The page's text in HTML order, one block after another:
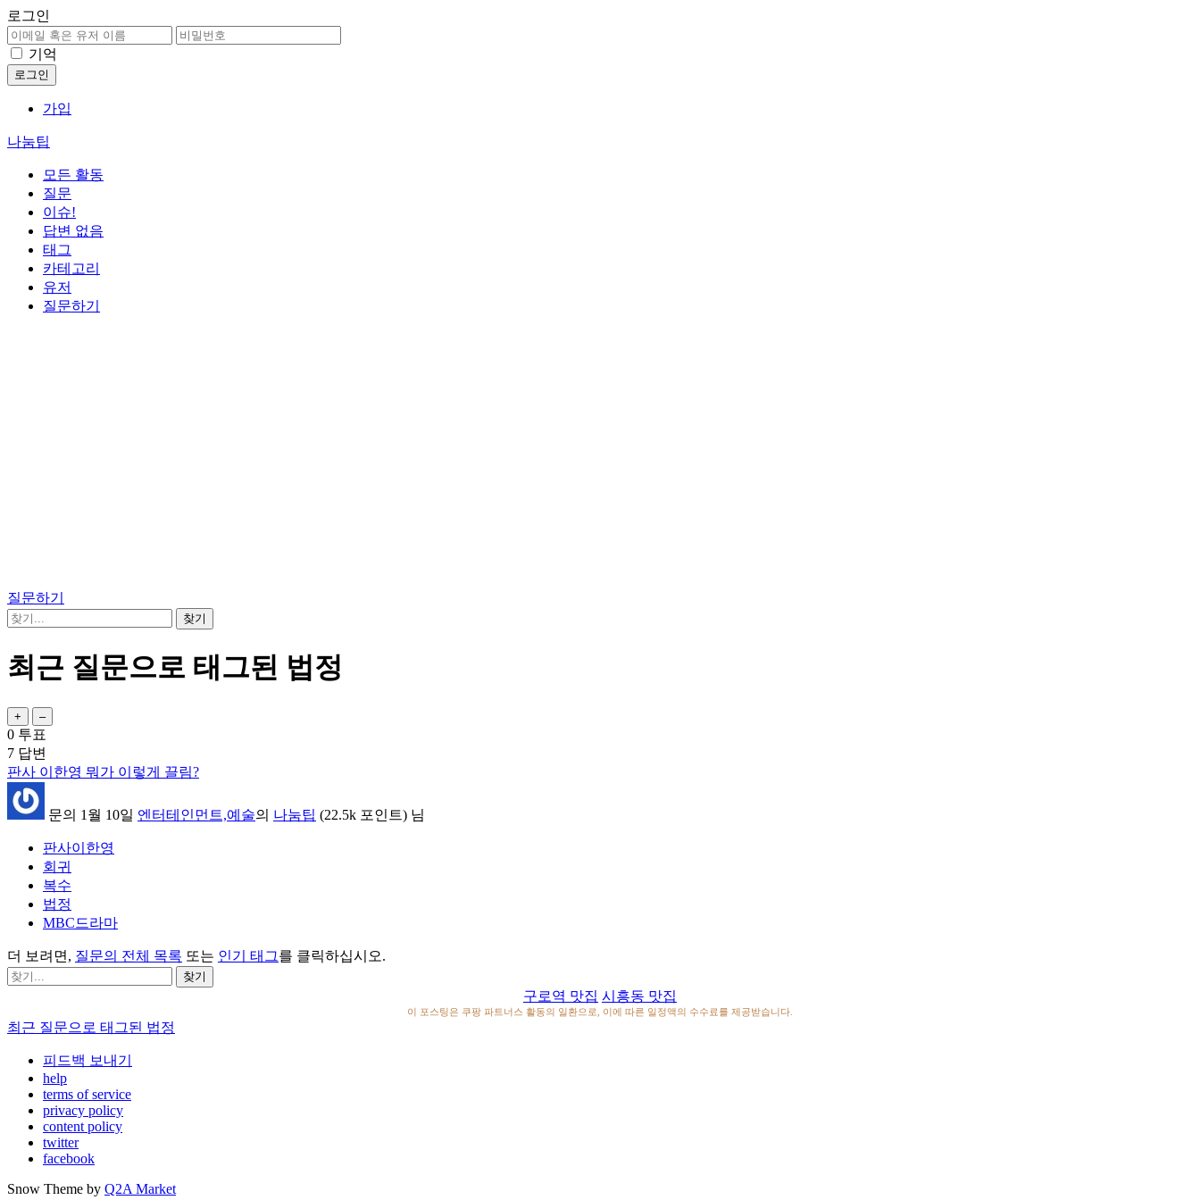
로그인
기억
가입
나눔팁
모든 활동
질문
이슈!
답변 없음
태그
카테고리
유저
질문하기
질문하기
최근 질문으로 태그된 법정
0 투표
7 답변
판사 이한영 뭐가 이렇게 끌림?
문의 1월 10일 엔터테인먼트,예술의 나눔팁 (22.5k 포인트) 님
판사이한영
회귀
복수
법정
MBC드라마
더 보려면, 질문의 전체 목록 또는 인기 태그를 클릭하십시오.
구로역 맛집 시흥동 맛집
이 포스팅은 쿠팡 파트너스 활동의 일환으로, 이에 따른 일정액의 수수료를 제공받습니다.
최근 질문으로 태그된 법정
피드백 보내기
help
terms of service
privacy policy
content policy
twitter
facebook
Snow Theme by Q2A Market